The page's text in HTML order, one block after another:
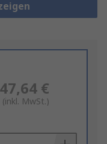
47,64 €
(inkl. MwSt.)